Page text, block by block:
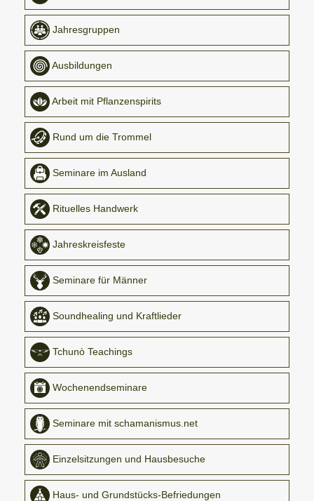
Jahresgruppen
Ausbildungen
Arbeit mit Pflanzenspirits
Rund um die Trommel
Seminare im Ausland
Rituelles Handwerk
Jahreskreisfeste
Seminare für Männer
Soundhealing und Kraftlieder
Tchunò Teachings
Wochenendseminare
Seminare mit schamanismus.net
Einzelsitzungen und Hausbesuche
Haus- und Grundstücks-Befriedungen